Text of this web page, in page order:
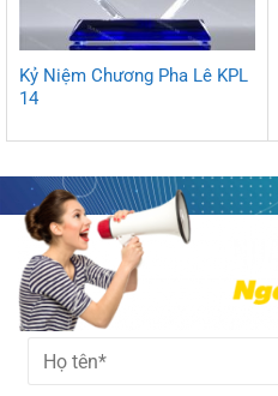
Kỷ Niệm Chương Pha Lê KPL
14